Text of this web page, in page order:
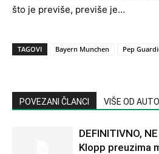
što je previše, previše je…
TAGOVI Bayern Munchen Pep
POVEZANI ČLANCI VIŠE OD
DEFINITIVNO,
Klopp preuzima